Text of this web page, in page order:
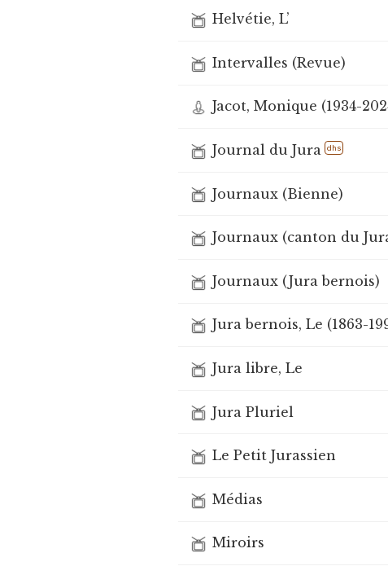
Helvétie, L’
Intervalles (Revue)
Jacot, Monique (1934-
Journal du Jura dhs
Journaux (Bienne)
Journaux (canton du
Journaux (Jura bernois)
Jura bernois, Le (1863-
Jura libre, Le
Jura Pluriel
Le Petit Jurassien
Médias
Miroirs